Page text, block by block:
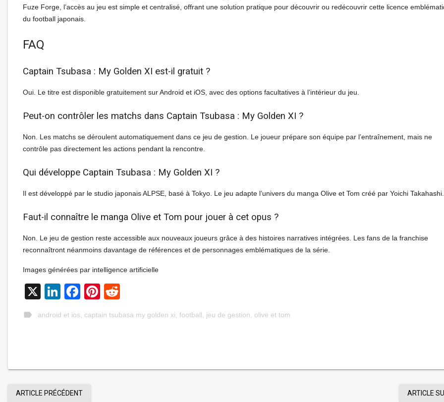
Fuze Forge, l’accès au jeu est simple et centralisé, offrant une solution pratique pour découvrir ou redécouvrir cette licence
du football japonais.
FAQ
Captain Tsubasa : My Golden XI est-il gratuit ?
Oui. Le titre est disponible gratuitement sur Android et iOS, avec des options facultatives à l’intérieur du jeu.
Peut-on contrôler les matchs dans Captain Tsubasa : My Golden XI ?
Non. Les matchs se déroulent automatiquement dans ce jeu de gestion. Le joueur prépare son équipe par l’entraînement, mais ne
contrôle pas directement les actions pendant la rencontre.
Qui développe Captain Tsubasa : My Golden XI ?
Il est développé par le studio japonais ALPSE, basé à Tokyo. Le jeu adapte l’univers du manga Olive et Tom créé par Yoichi Takahashi.
Faut-il connaître le manga Olive et Tom pour jouer à cet opus ?
Non. Le jeu de gestion reste accessible aux nouveaux joueurs grâce à des histoires narratives intégrées. Les fans de la franchise
reconnaîtront néanmoins davantage de références et de personnages emblématiques de la série.
Images générées par intelligence artificielle
X LinkedIn
Facebook
Pinterest
label android et ios captain tsubasa my golden xi football jeu de gestion olive et tom
ARTICLE PRÉCÉDENT ARTICLE